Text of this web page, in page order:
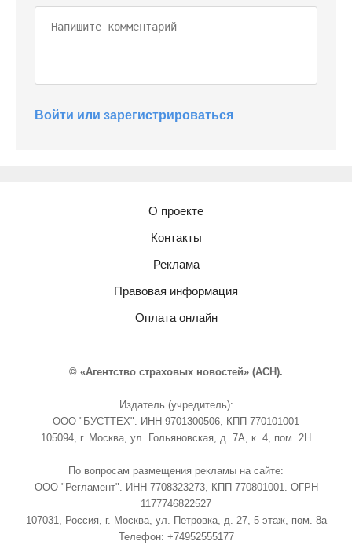
Войти или зарегистрироваться
О проекте
Контакты
Реклама
Правовая информация
Оплата онлайн
© «Агентство страховых новостей» (АСН).
Издатель (учредитель):
ООО "БУСТТЕХ". ИНН 9701300506, КПП 770101001
105094, г. Москва, ул. Гольяновская, д. 7А, к. 4, пом. 2Н
По вопросам размещения рекламы на сайте:
ООО "Регламент". ИНН 7708323273, КПП 770801001. ОГРН
1177746822527
107031, Россия, г. Москва, ул. Петровка, д. 27, 5 этаж, пом. 8а
Телефон: +74952555177